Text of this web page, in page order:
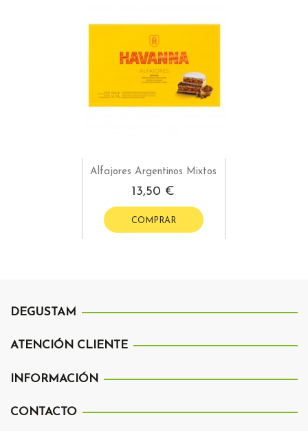
Alfajores Argentinos Mixtos
13,50 €
COMPRAR
DEGUSTAM
ATENCIÓN CLIENTE
INFORMACIÓN
CONTACTO